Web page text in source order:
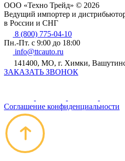
ООО «Техно Трейд» © 2026
Ведущий импортер и
в России и СНГ
8 (800) 775-04-10
Пн.-Пт. с 9:00 до 18:00
info@ttcauto.ru
141400, МО, г. Химки,
ЗАКАЗАТЬ ЗВОНОК
Соглашение конфиденциальности